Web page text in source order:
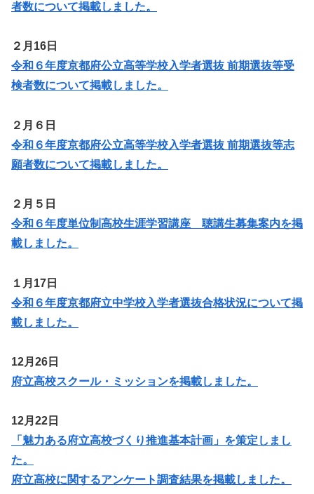
者数について掲載しました。
２月16日
令和６年度京都府公立高等学校入学者選抜 前期選抜等受
検者数について掲載しました。
２月６日
令和６年度京都府公立高等学校入学者選抜 前期選抜等志
願者数について掲載しました。
２月５日
令和６年度単位制高校生涯学習講座 聴講生募集案内を掲
載しました。
１月17日
令和６年度京都府立中学校入学者選抜合格状況について掲
載しました。
12月26日
府立高校スクール・ミッションを掲載しました。
12月22日
「魅力ある府立高校づくり推進基本計画」を策定しまし
た。
府立高校に関するアンケート調査結果を掲載しました。